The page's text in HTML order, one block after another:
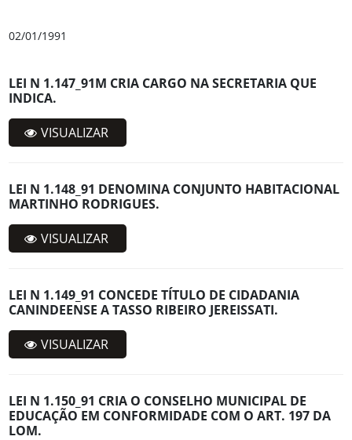
02/01/1991
LEI N 1.147_91M CRIA CARGO NA SECRETARIA QUE
INDICA.
VISUALIZAR
LEI N 1.148_91 DENOMINA CONJUNTO HABITACIONAL
MARTINHO RODRIGUES.
VISUALIZAR
LEI N 1.149_91 CONCEDE TÍTULO DE CIDADANIA
CANINDEENSE A TASSO RIBEIRO JEREISSATI.
VISUALIZAR
LEI N 1.150_91 CRIA O CONSELHO MUNICIPAL DE
EDUCAÇÃO EM CONFORMIDADE COM O ART. 197 DA
LOM.